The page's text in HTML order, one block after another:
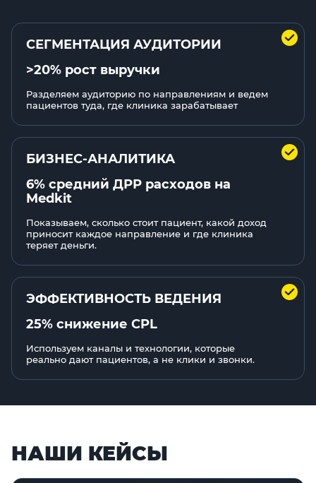
СЕГМЕНТАЦИЯ АУДИТОРИИ
>20% рост выручки
Разделяем аудиторию по направлениям и ведем
пациентов туда, где клиника зарабатывает
БИЗНЕС-АНАЛИТИКА
6% средний ДРР расходов на
Medkit
Показываем, сколько стоит пациент, какой доход
приносит каждое направление и где клиника
теряет деньги.
ЭФФЕКТИВНОСТЬ ВЕДЕНИЯ
25% снижение CPL
Используем каналы и технологии, которые
реально дают пациентов, а не клики и звонки.
НАШИ КЕЙСЫ